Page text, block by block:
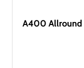
A400 Allround